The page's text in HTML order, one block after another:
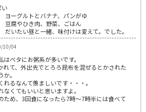
ーグルトとバナナ、パンがゆ
腐やひき肉、野菜、ごはん
いたい昼と一緒、味付けは変えて。でした。
10/04
ベタにお粥系が多いです。
れて、外出先でとろろ昆布を混ぜるとかされた
。
れるなんて羨ましいです・・・。
くてもいいと思いますよ。
ため、3回食になったら7時～7時半には食べて